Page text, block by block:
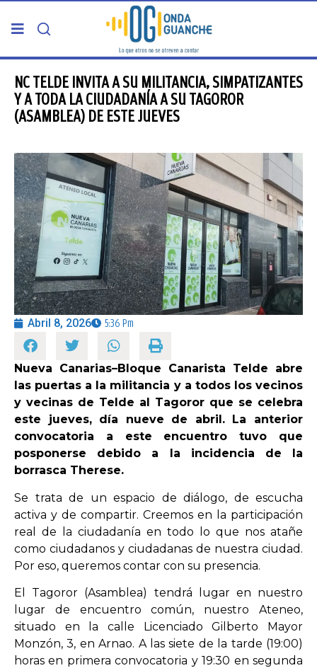
PORTADA
TELDE
GRAN CANARIA
CANARIAS
5ª COLUMNA
CARTAS DEL DIRECTOR
ENTREVISTAS
OPINIÓN
PROGRAMAS
NC TELDE INVITA A SU MILITANCIA, SIMPATIZANTES
Y A TODA LA CIUDADANÍA A SU TAGOROR
(ASAMBLEA) DE ESTE JUEVES
Abril 8, 2026 5:36 Pm
Nueva Canarias–Bloque Canarista Telde abre
las puertas a la militancia y a todos los vecinos
y vecinas de Telde al Tagoror que se celebra
este jueves, día nueve de abril. La anterior
convocatoria a este encuentro tuvo que
posponerse debido a la incidencia de la
borrasca Therese.
Se trata de un espacio de diálogo, de escucha
activa y de compartir. Creemos en la participación
real de la ciudadanía en todo lo que nos atañe
como ciudadanos y ciudadanas de nuestra ciudad.
Por eso, queremos contar con su presencia.
El Tagoror (Asamblea) tendrá lugar en nuestro
lugar de encuentro común, nuestro Ateneo,
situado en la calle Licenciado Gilberto Mayor
Monzón, 3, en Arnao. A las siete de la tarde (19:00)
horas en primera convocatoria y 19:30 en segunda